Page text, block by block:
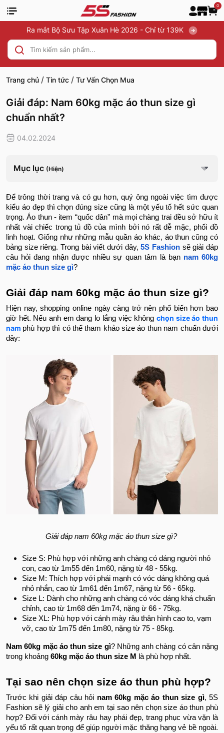
0
Ra mắt Bộ Sưu Tập Xuân Hè 2026 - Chỉ từ 139K
Trang chủ / Tin tức / Tư Vấn Chọn Mua
Giải đáp: Nam 60kg mặc áo thun size gì
chuẩn nhất?
04.02.2024
Mục lục (Hiện)
Để trông thời trang và có gu hơn, quý ông ngoài việc tìm được
kiểu áo đẹp thì chọn đúng size cũng là một yếu tố hết sức quan
trọng. Áo thun - item “quốc dân” mà mọi chàng trai đều sở hữu ít
nhất vài chiếc trong tủ đồ của mình bởi nó rất dễ mặc, phối đồ
linh hoạt. Giống như những mẫu quần áo khác, áo thun cũng có
bảng size riêng. Trong bài viết dưới đây, 5S Fashion sẽ giải đáp
câu hỏi đang nhận được nhiều sự quan tâm là bạn nam 60kg
mặc áo thun size gì?
Giải đáp nam 60kg mặc áo thun size gì?
Hiện nay, shopping online ngày càng trở nên phổ biến hơn bao
giờ hết. Nếu anh em đang lo lắng việc không chọn size áo thun
nam phù hợp thì có thể tham khảo size áo thun nam chuẩn dưới
đây:
Giải đáp nam 60kg mặc áo thun size gì?
Size S: Phù hợp với những anh chàng có dáng người nhỏ
con, cao từ 1m55 đến 1m60, nặng từ 48 - 55kg.
Size M: Thích hợp với phái mạnh có vóc dáng không quá
nhỏ nhắn, cao từ 1m61 đến 1m67, nặng từ 56 - 65kg.
Size L: Dành cho những anh chàng có vóc dáng khá chuẩn
chỉnh, cao từ 1m68 đến 1m74, nặng ừ 66 - 75kg.
Size XL: Phù hợp với cánh mày râu thân hình cao to, vạm
vỡ, cao từ 1m75 đến 1m80, nặng từ 75 - 85kg.
Nam 60kg mặc áo thun size gì? Những anh chàng có cân nặng
trong khoảng 60kg mặc áo thun size M là phù hợp nhất.
Tại sao nên chọn size áo thun phù hợp?
Trước khi giải đáp câu hỏi nam 60kg mặc áo thun size gì, 5S
Fashion sẽ lý giải cho anh em tại sao nên chọn size áo thun phù
hợp? Đối với cánh mày râu hay phái đẹp, trang phục vừa vặn là
yếu tố rất quan trọng để giúp người mặc thăng hạng vẻ bề ngoài.